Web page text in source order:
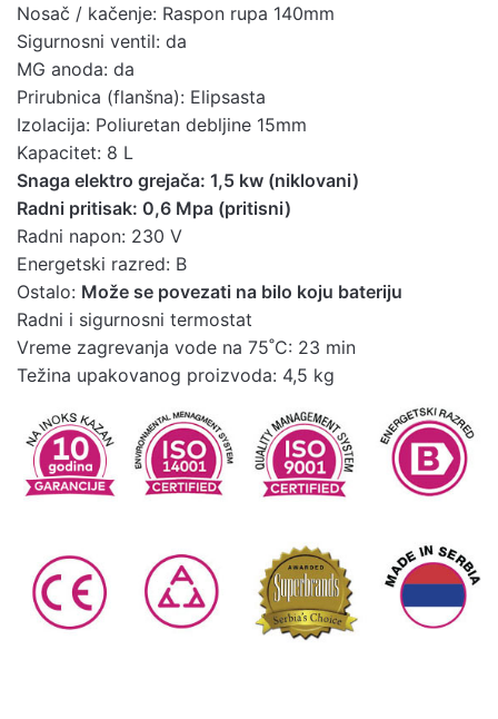
Nosač / kačenje: Raspon rupa 140mm
Sigurnosni ventil: da
MG anoda: da
Prirubnica (flanšna): Elipsasta
Izolacija: Poliuretan debljine 15mm
Kapacitet: 8 L
Snaga elektro grejača: 1,5 kw (niklovani)
Radni pritisak: 0,6 Mpa (pritisni)
Radni napon: 230 V
Energetski razred: B
Ostalo: Može se povezati na bilo koju bateriju
Radni i sigurnosni termostat
Vreme zagrevanja vode na 75˚C: 23 min
Težina upakovanog proizvoda: 4,5 kg
bojlera
Tehničke
karakteristike
Ugradnja
Energetska
nalepnica
Preuzmite ovde